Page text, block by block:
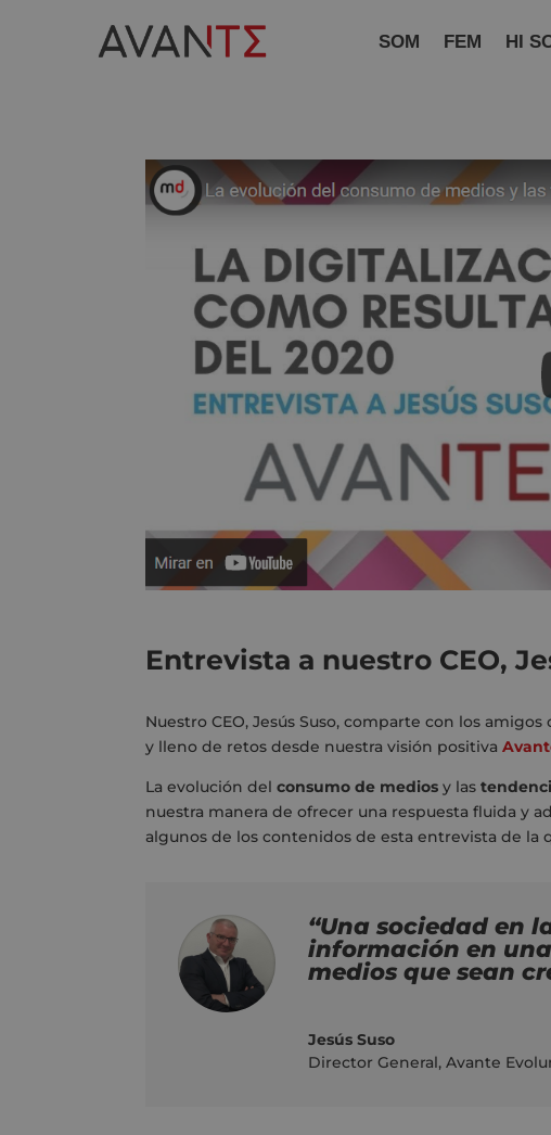
SOM FEM HI
Entrevista a nuestro CEO,
Nuestro CEO, Jesús Suso, comparte con los amigos
y lleno de retos desde nuestra visión positiva
La evolución delconsumo de medios y las
nuestra manera de ofrecer una respuesta fluida y
algunos de los contenidos de esta entrevistade la
“Una sociedad en
información en
medios que sean
Jesús Suso
Director General, Avante